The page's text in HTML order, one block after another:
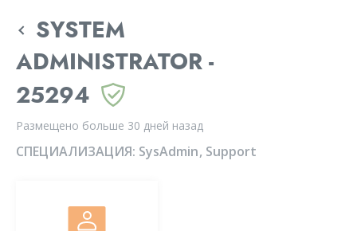
SYSTEM
ADMINISTRATOR -
25294
Размещено больше 30 дней назад
СПЕЦИАЛИЗАЦИЯ: SysAdmin Support